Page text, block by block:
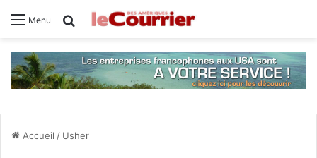
Menu Rechercher
Accueil / Usher